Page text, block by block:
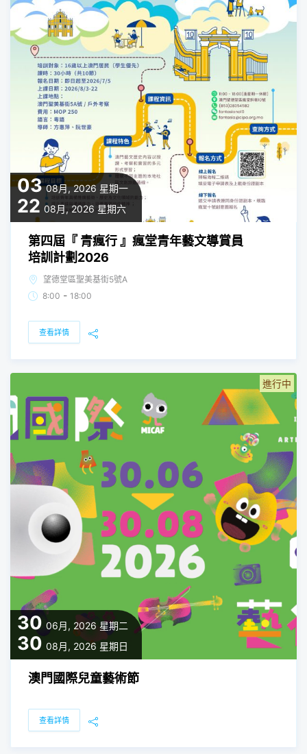
03 08月, 2026 星期一
22 08月, 2026 星期六
第四屆『 青瘋行 』瘋堂青年藝文導賞員
培訓計劃2026
望德堂區聖美基街5號A
8:00 - 18:00
查看詳情
30 06月, 2026 星期二
30 08月, 2026 星期日
進行中
澳門國際兒童藝術節
查看詳情